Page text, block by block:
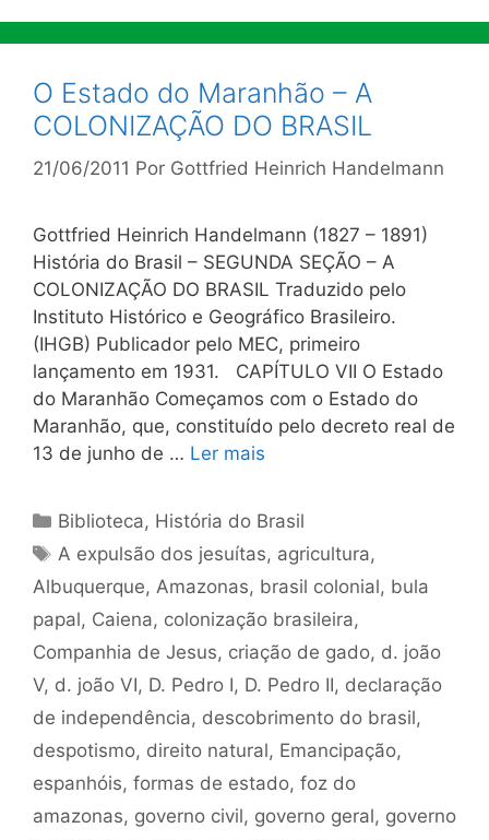
O Estado do Maranhão – A
COLONIZAÇÃO DO BRASIL
21/06/2011 Por Gottfried Heinrich Handelmann
Gottfried Heinrich Handelmann (1827 – 1891)
História do Brasil – SEGUNDA SEÇÃO – A
COLONIZAÇÃO DO BRASIL Traduzido pelo
Instituto Histórico e Geográfico Brasileiro.
(IHGB) Publicador pelo MEC, primeiro
lançamento em 1931. CAPÍTULO VII O Estado
do Maranhão Começamos com o Estado do
Maranhão, que, constituído pelo decreto real de
13 de junho de … Ler mais
Categorias
Biblioteca, História do Brasil
Tags
A expulsão dos jesuítas, agricultura,
Albuquerque, Amazonas, brasil colonial, bula
papal, Caiena, colonização brasileira,
Companhia de Jesus, criação de gado, d. joão
V, d. joão VI, D. Pedro I, D. Pedro II, declaração
de independência, descobrimento do brasil,
despotismo, direito natural, Emancipação,
espanhóis, formas de estado, foz do
amazonas, governo civil, governo geral, governo